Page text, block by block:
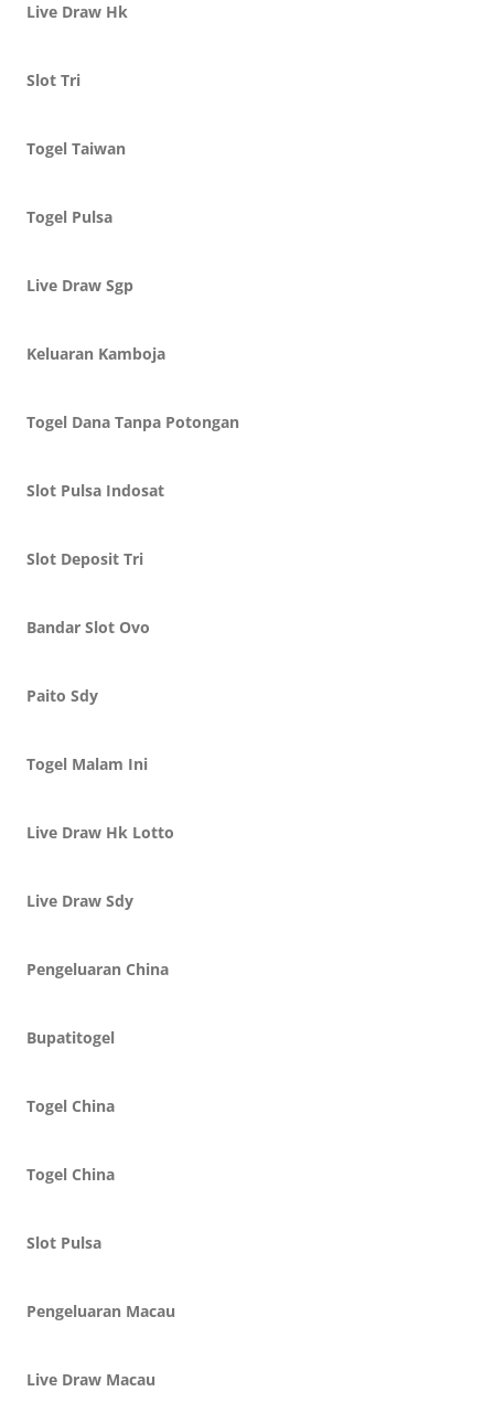
Live Draw Hk
Slot Tri
Togel Taiwan
Togel Pulsa
Live Draw Sgp
Keluaran Kamboja
Togel Dana Tanpa Potongan
Slot Pulsa Indosat
Slot Deposit Tri
Bandar Slot Ovo
Paito Sdy
Togel Malam Ini
Live Draw Hk Lotto
Live Draw Sdy
Pengeluaran China
Bupatitogel
Togel China
Togel China
Slot Pulsa
Pengeluaran Macau
Live Draw Macau